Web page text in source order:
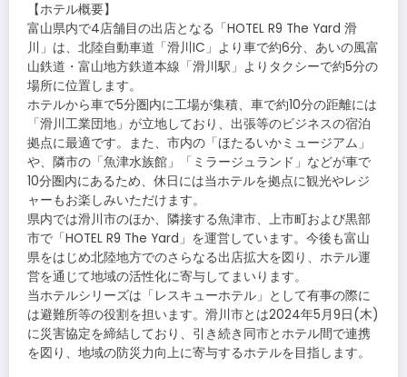
【ホテル概要】
富山県内で4店舗目の出店となる「HOTEL R9 The Yard 滑
川」は、北陸自動車道「滑川IC」より車で約6分、あいの風富
山鉄道・富山地方鉄道本線「滑川駅」よりタクシーで約5分の
場所に位置します。
ホテルから車で5分圏内に工場が集積、車で約10分の距離には
「滑川工業団地」が立地しており、出張等のビジネスの宿泊
拠点に最適です。また、市内の「ほたるいかミュージアム」
や、隣市の「魚津水族館」「ミラージュランド」などが車で
10分圏内にあるため、休日には当ホテルを拠点に観光やレジ
ャーもお楽しみいただけます。
県内では滑川市のほか、隣接する魚津市、上市町および黒部
市で「HOTEL R9 The Yard」を運営しています。今後も富山
県をはじめ北陸地方でのさらなる出店拡大を図り、ホテル運
営を通じて地域の活性化に寄与してまいります。
当ホテルシリーズは「レスキューホテル」として有事の際に
は避難所等の役割を担います。滑川市とは2024年5月9日(木)
に災害協定を締結しており、引き続き同市とホテル間で連携
を図り、地域の防災力向上に寄与するホテルを目指します。